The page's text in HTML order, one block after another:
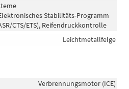
Stabilitäts-Programm
CTS/ETS), Reifendruckkontrolle
Leichtmetallfelge
Verbrennungsmotor (ICE)